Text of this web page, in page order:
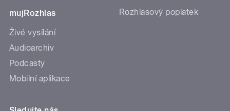
mujRozhlas
Živé vysílání
Audioarchiv
Podcasty
Mobilní aplikace
Rozhlasový poplatek